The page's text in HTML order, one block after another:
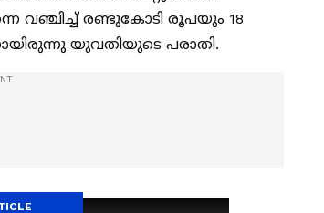
വഞ്ചിച്ച് രണ്ടുകോടി രൂപയും 18
യുവതിയുടെ പരാതി.